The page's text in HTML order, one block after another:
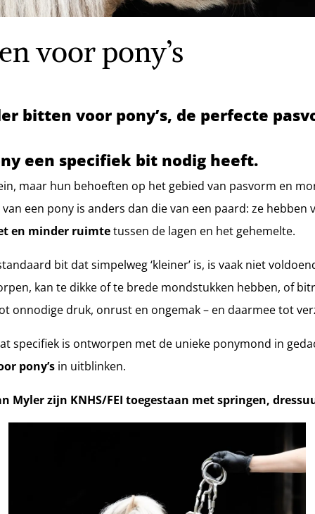
voor pony’s
bitten voor pony’s, de perfecte
een specifiek bit nodig heeft.
maar hun behoeften op het gebied van pasvorm en
een pony is anders dan die van een paard: ze hebben
en minder ruimtetussen de lagen en het gehemelte.
bit dat simpelweg ‘kleiner’ is, is vaak niet
kan te dikke of te brede mondstukken hebben, of
onnodige druk, onrust en ongemak – en daarmee tot
specifiek is ontworpen met de unieke ponymond in
pony’sin uitblinken.
Myler zijn KNHS/FEI toegestaan met springen,